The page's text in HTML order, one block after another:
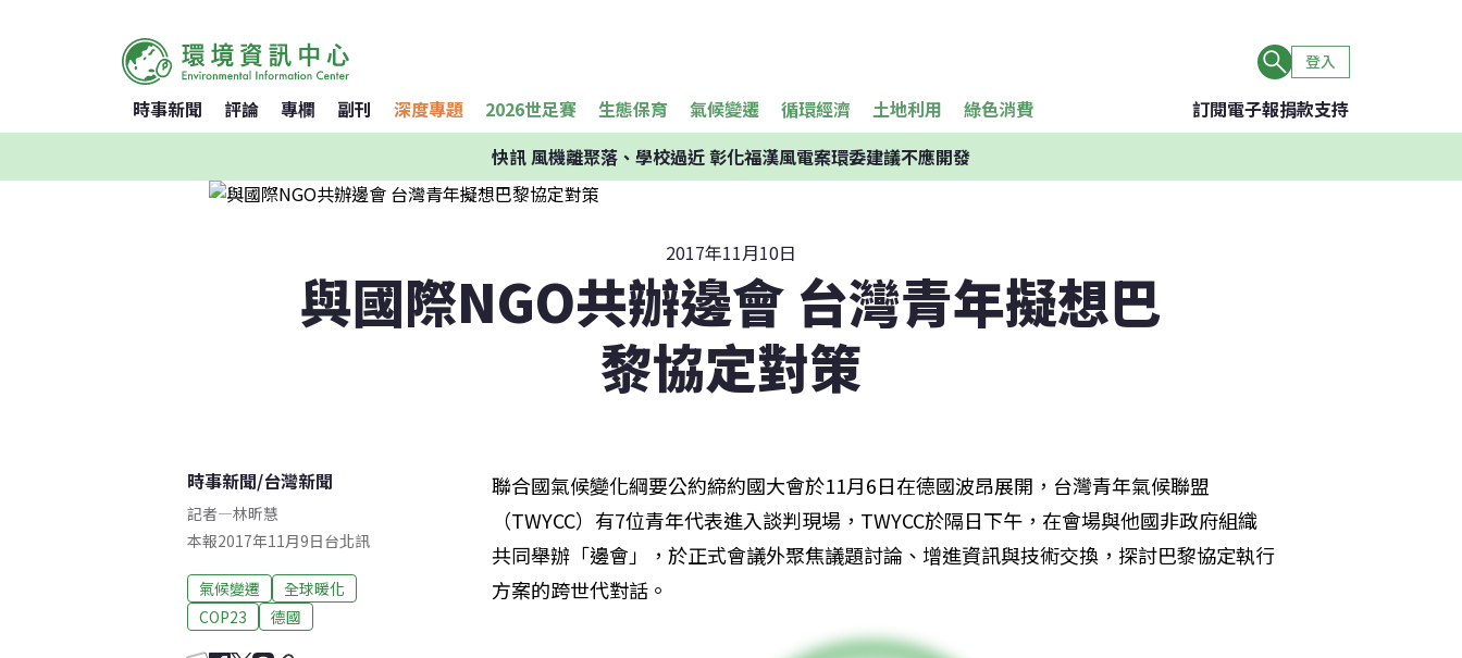
登入
時事新聞 評論 專欄 副刊 深度專題 2026世足賽 生態保育 氣候變遷 循環經濟 土地利用 綠色消費 訂閱電子報捐款支持
快訊風機離聚落、學校過近 彰化福漢風電案環委建議不應開發
2017年11月10日
與國際NGO共辦邊會 台灣青年擬想巴
黎協定對策
時事新聞/台灣新聞
記者—林昕慧
本報2017年11月9日台北訊
氣候變遷
全球暖化
COP23
德國
聯合國氣候變化綱要公約締約國大會於11月6日在德國波昂展開，台灣青年氣候聯盟
（TWYCC）有7位青年代表進入談判現場，TWYCC於隔日下午，在會場與他國非政府組織
共同舉辦「邊會」，於正式會議外聚焦議題討論、增進資訊與技術交換，探討巴黎協定執行
方案的跨世代對話。